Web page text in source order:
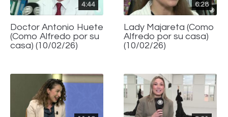
4:44
Doctor Antonio Huete
(Como Alfredo por su
casa) (10/02/26)
6:28
Lady Majareta (Como
Alfredo por su casa)
(10/02/26)